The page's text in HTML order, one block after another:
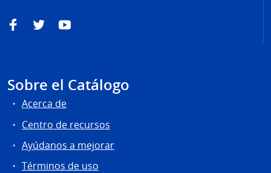
FacebookTwitterYouTube
Sobre el Catálogo
Acerca de
Centro de recursos
Ayúdanos a mejorar
Términos de uso